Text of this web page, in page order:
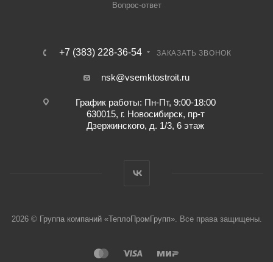
Вопрос-ответ
+7 (383) 228-36-54 ЗАКАЗАТЬ ЗВОНОК
nsk@vsemktostroit.ru
График работы: Пн-Пт, 9:00-18:00
630015, г. Новосибирск, пр-т
Дзержинского, д. 1/3, 6 этаж
2026 © Группа компаний «ТеплоПромГрупп». Все права защищены.